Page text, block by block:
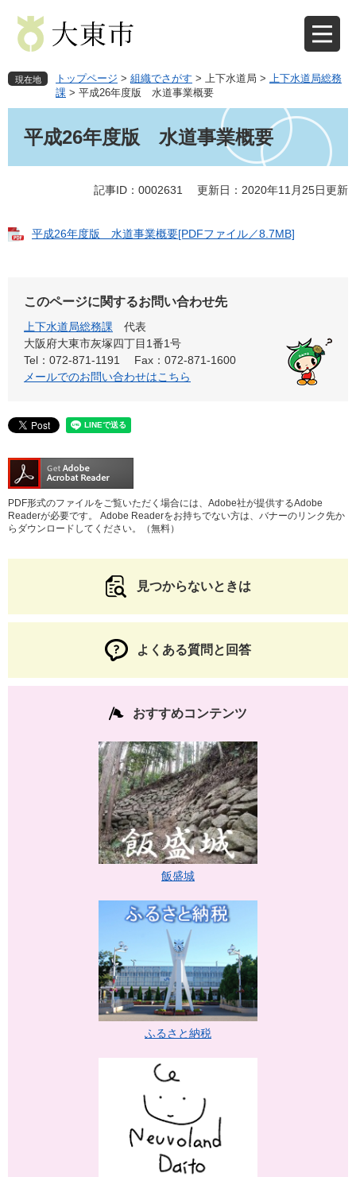
先
で
を
ば
現在地 トップページ > 組織でさがす > 上下水道局 > 上下水道局総務
課 > 平成26年度版 水道事業概要
平成26年度版 水道事業概要
記事ID：0002631 更新日：2020年11月25日更新
平成26年度版 水道事業概要[PDFファイル／8.7MB]
このページに関するお問い合わせ先
上下水道局総務課
代表
大阪府大東市灰塚四丁目1番1号
Tel：072-871-1191
Fax：072-871-1600
メールでのお問い合わせはこちら
PDF形式のファイルをご覧いただく場合には、Adobe社が提供するAdobe
Readerが必要です。
Adobe Readerをお持ちでない方は、バナーのリンク先か
らダウンロードしてください。（無料）
見つからないときは
よくある質問と回答
おすすめコンテンツ
飯盛城
ふるさと納税